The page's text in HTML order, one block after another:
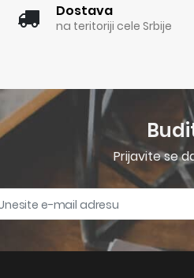
Dostava
na teritoriji cele Srbije
Prijavite se